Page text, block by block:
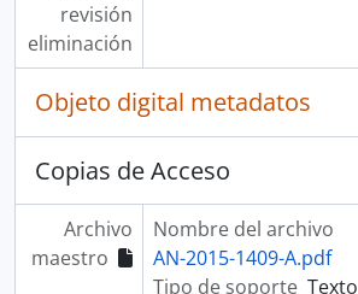
revisión
eliminación
Objeto digital metadatos
Copias de Acceso
Archivo
maestro
Nombre del archivo
AN-2015-1409-A.pdf
Tipo de soporte Texto